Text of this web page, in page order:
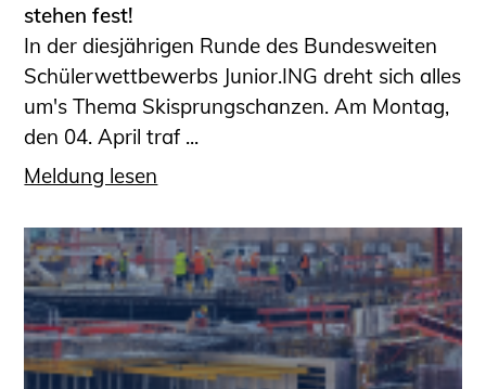
stehen fest!
In der diesjährigen Runde des Bundesweiten
Schülerwettbewerbs Junior.ING dreht sich alles
um's Thema Skisprungschanzen. Am Montag,
den 04. April traf ...
Meldung lesen